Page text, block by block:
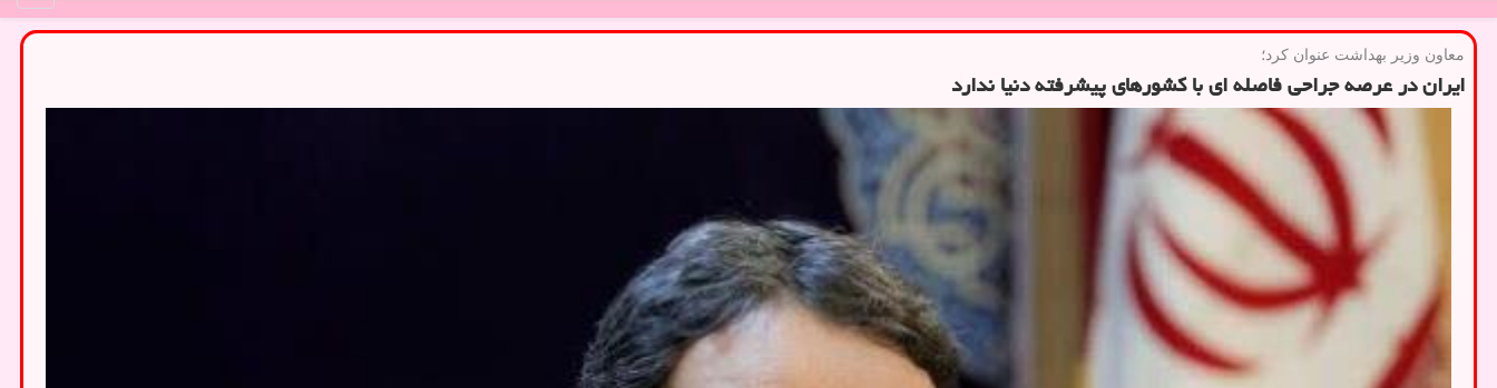
معاون وزیر بهداشت عنوان كرد؛
ایران در عرصه جراحی فاصله ای با کشورهای پیشرفته دنیا ندارد